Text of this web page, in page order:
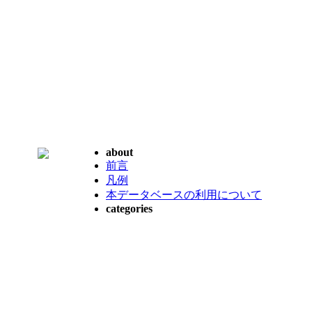
about
前言
凡例
本データベースの利用について
categories